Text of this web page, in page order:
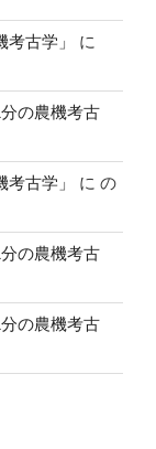
古学」
に
の農機考古
古学」 に の
の農機考古
の農機考古